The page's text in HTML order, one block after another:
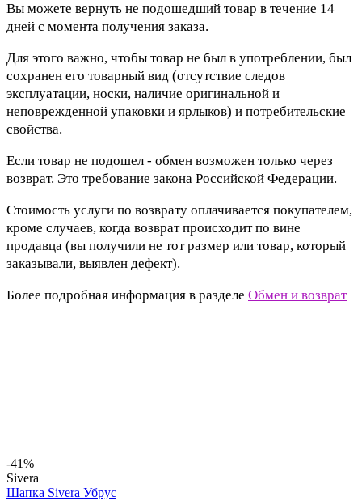
Вы можете вернуть не подошедший товар в течение 14
дней с момента получения заказа.
Для этого важно, чтобы товар не был в употреблении, был
сохранен его товарный вид (отсутствие следов
эксплуатации, носки, наличие оригинальной и
неповрежденной упаковки и ярлыков) и потребительские
свойства.
Если товар не подошел - обмен возможен только через
возврат. Это требование закона Российской Федерации.
Стоимость услуги по возврату оплачивается покупателем,
кроме случаев, когда возврат происходит по вине
продавца (вы получили не тот размер или товар, который
заказывали, выявлен дефект).
Более подробная информация в разделе Обмен и возврат
-41%
Sivera
Шапка Sivera Убрус